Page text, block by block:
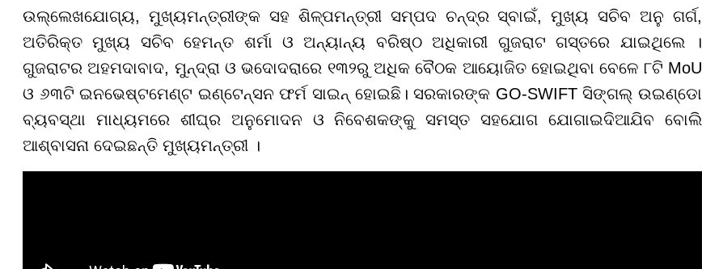
ଉଲ୍ଲେଖଯୋଗ୍ୟ, ମୁଖ୍ୟମନ୍ତ୍ରୀଙ୍କ ସହ ଶିଳ୍ପମନ୍ତ୍ରୀ ସମ୍ପଦ ଚନ୍ଦ୍ର ସ୍ବାଇଁ, ମୁଖ୍ୟ ସଚିବ ଅନୁ ଗର୍ଗ,
ଅତିରିକ୍ତ ମୁଖ୍ୟ ସଚିବ ହେମନ୍ତ ଶର୍ମା ଓ ଅନ୍ୟାନ୍ୟ ବରିଷ୍ଠ ଅଧିକାରୀ ଗୁଜରାଟ ଗସ୍ତରେ ଯାଇଥିଲେ ।
ଗୁଜରାଟର ଅହମଦାବାଦ, ମୁନ୍ଦ୍ରା ଓ ଭଦୋଦରାରେ ୧୩୨ରୁ ଅଧିକ ବୈଠକ ଆୟୋଜିତ ହୋଇଥିବା ବେଳେ ୮ଟି MoU
ଓ ୬୩ଟି ଇନଭେଷ୍ଟମେଣ୍ଟ ଇଣ୍ଟେନ୍ସନ ଫର୍ମ ସାଇନ୍ ହୋଇଛି। ସରକାରଙ୍କ GO-SWIFT ସିଙ୍ଗଲ୍ ଉଇଣ୍ଡୋ
ବ୍ୟବସ୍ଥା ମାଧ୍ୟମରେ ଶୀଘ୍ର ଅନୁମୋଦନ ଓ ନିବେଶକଙ୍କୁ ସମସ୍ତ ସହଯୋଗ ଯୋଗାଇଦିଆଯିବ ବୋଲି
ଆଶ୍ବାସନା ଦେଇଛନ୍ତି ମୁଖ୍ୟମନ୍ତ୍ରୀ ।